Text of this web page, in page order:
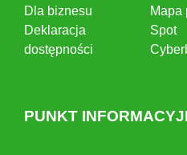
Dla biznesu
Deklaracja
dostępności
Mapa
Spot
PUNKT